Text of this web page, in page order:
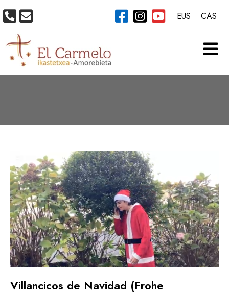
CATEGORÍA:
Villancicos de Navidad (Frohe
EUS CAS